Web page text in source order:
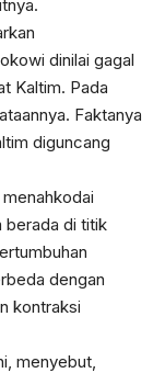
dinilai gagal
Kaltim. Pada
Faktanya
diguncang
berada di titik
dengan
kontraksi
menyebut,